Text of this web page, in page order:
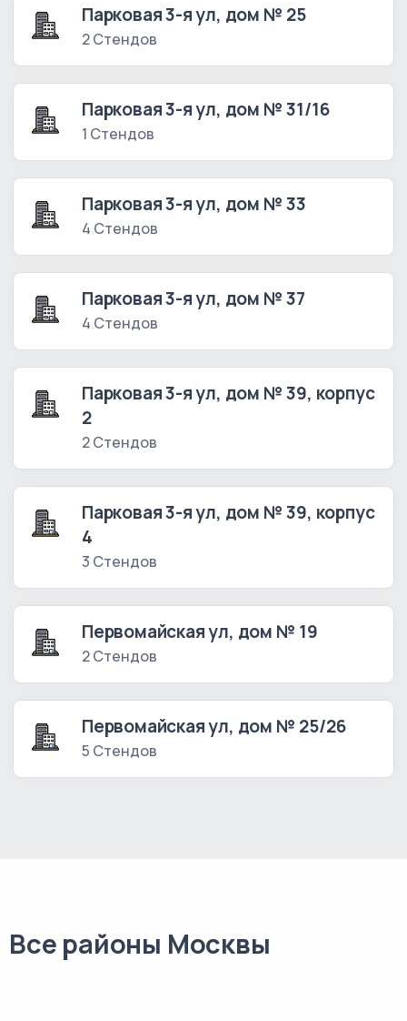
Парковая 3-я ул, дом № 25
2 Стендов
Парковая 3-я ул, дом № 31/16
1 Стендов
Парковая 3-я ул, дом № 33
4 Стендов
Парковая 3-я ул, дом № 37
4 Стендов
Парковая 3-я ул, дом № 39, корпус
2
2 Стендов
Парковая 3-я ул, дом № 39, корпус
4
3 Стендов
Первомайская ул, дом № 19
2 Стендов
Первомайская ул, дом № 25/26
5 Стендов
Все районы Москвы